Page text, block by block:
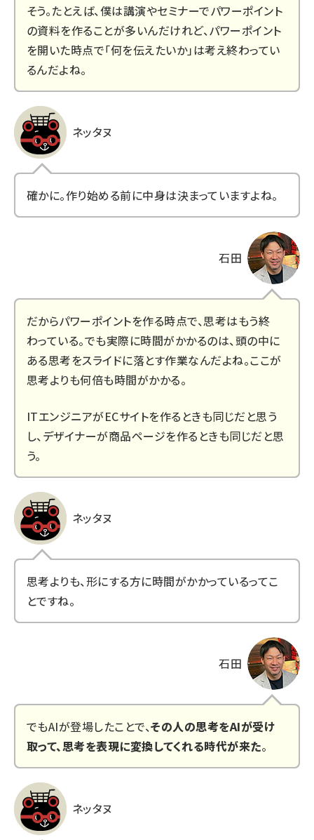
そう。たとえば、僕は講演やセミナーでパワーポイント
の資料を作ることが多いんだけれど、パワーポイント
を開いた時点で「何を伝えたいか」は考え終わってい
るんだよね。
ネッタヌ
確かに。作り始める前に中身は決まっていますよね。
石田
だからパワーポイントを作る時点で、思考はもう終
わっている。でも実際に時間がかかるのは、頭の中に
ある思考をスライドに落とす作業なんだよね。ここが
思考よりも何倍も時間がかかる。
ITエンジニアがECサイトを作るときも同じだと思う
し、デザイナーが商品ページを作るときも同じだと思
う。
ネッタヌ
思考よりも、形にする方に時間がかかっているってこ
とですね。
石田
でもAIが登場したことで、その人の思考をAIが受け
取って、思考を表現に変換してくれる時代が来た。
ネッタヌ